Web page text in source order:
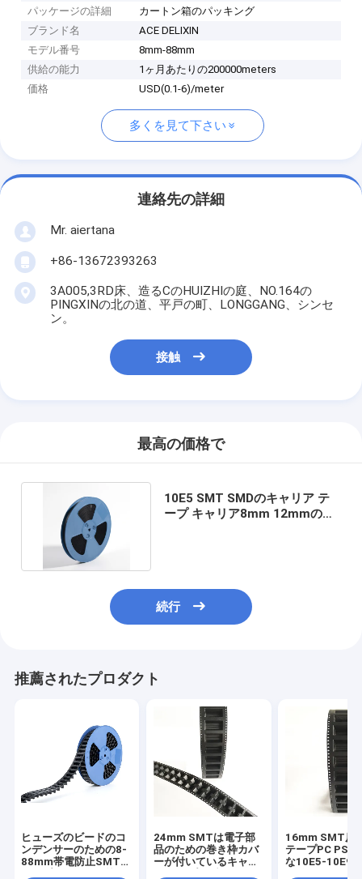
パッケージの詳細
カートン箱のパッキング
ブランド名
ACE DELIXIN
モデル番号
8mm-88mm
供給の能力
1ヶ月あたりの200000meters
価格
USD(0.1-6)/meter
多くを見て下さい
連絡先の詳細
Mr. aiertana
+86-13672393263
3A005,3RD床、造るCのHUIZHIの庭、NO.164の
PINGXINの北の道、平戸の町、LONGGANG、シンセ
ン。
接触
最高の価格で
10E5 SMT SMDのキャリア テ
ープ キャリア8mm 12mmのポ
続行
推薦されたプロダクト
ヒューズのビードのコ
ンデンサーのための8-
88mm帯電防止SMTの
24mm SMTは電子部
品のための巻き枠カバ
ーが付いているキャリ
16mm SMT反
テープPC PSは
な10E5-10E9